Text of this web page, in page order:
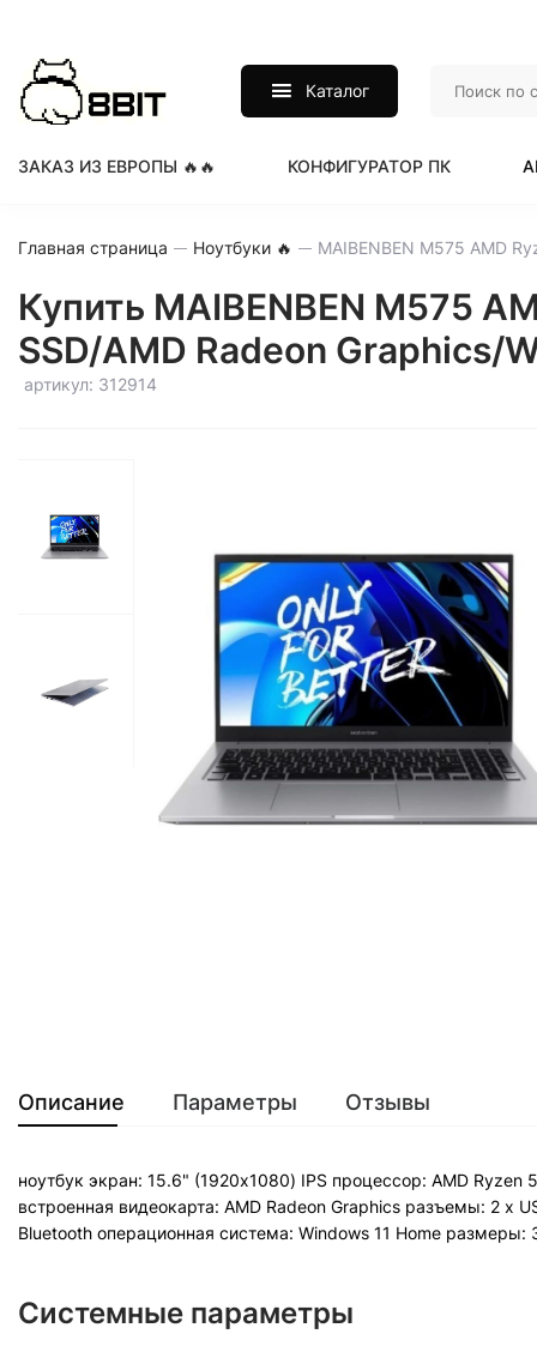
Каталог
ЗАКАЗ ИЗ ЕВРОПЫ 🔥🔥 КОНФИГУРАТОР ПК
Главная страница Ноутбуки 🔥
Купить MAIBENBEN M575
SSD/AMD Radeon Graphics/
артикул: 312914
Описание Параметры Отзывы
ноутбук экран: 15.6" (1920x1080) IPS процессор: AMD
встроенная видеокарта: AMD Radeon Graphics разъемы: 2 x
Bluetooth операционная система: Windows 11 Home
Системные параметры